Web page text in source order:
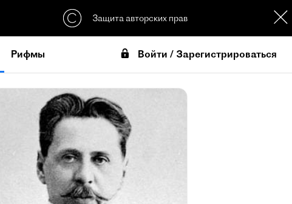
Защита авторских прав
Рифмы Войти / Зарегистрироваться